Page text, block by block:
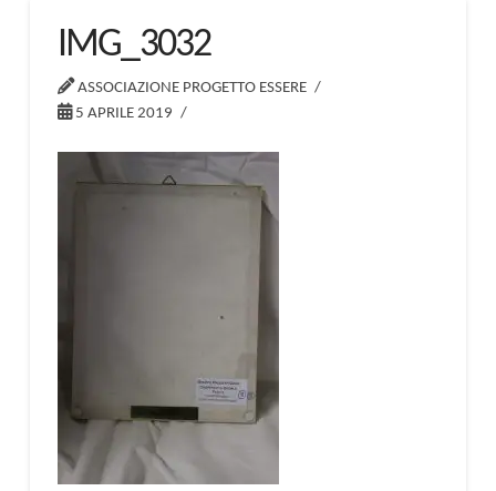
IMG_3032
ASSOCIAZIONE PROGETTO ESSERE
5 APRILE 2019